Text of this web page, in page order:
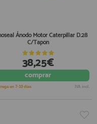
Ánodo Motor Caterpillar D.28
C/Tapón
38,25€
comprar
en 7-10 días IVA incl.